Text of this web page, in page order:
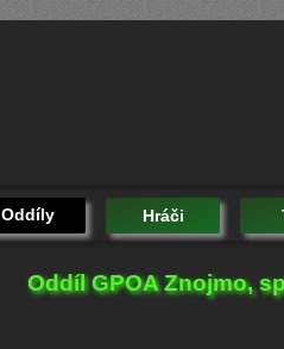
Oddíly Hráči
Oddíl GPOA Znojmo,